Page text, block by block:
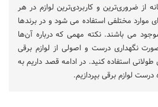
از ضروری‌ترین و کاربردی‌ترین لوازم در هر
موارد مختلفی استفاده می شود و در برندها
می باشند. نکته مهمی که درباره آن‌ها
نگهداری درست و اصولی از لوازم برقی
طولانی استفاده کنید. در ادامه قصد داریم به
لوازم برقی بپردازیم.